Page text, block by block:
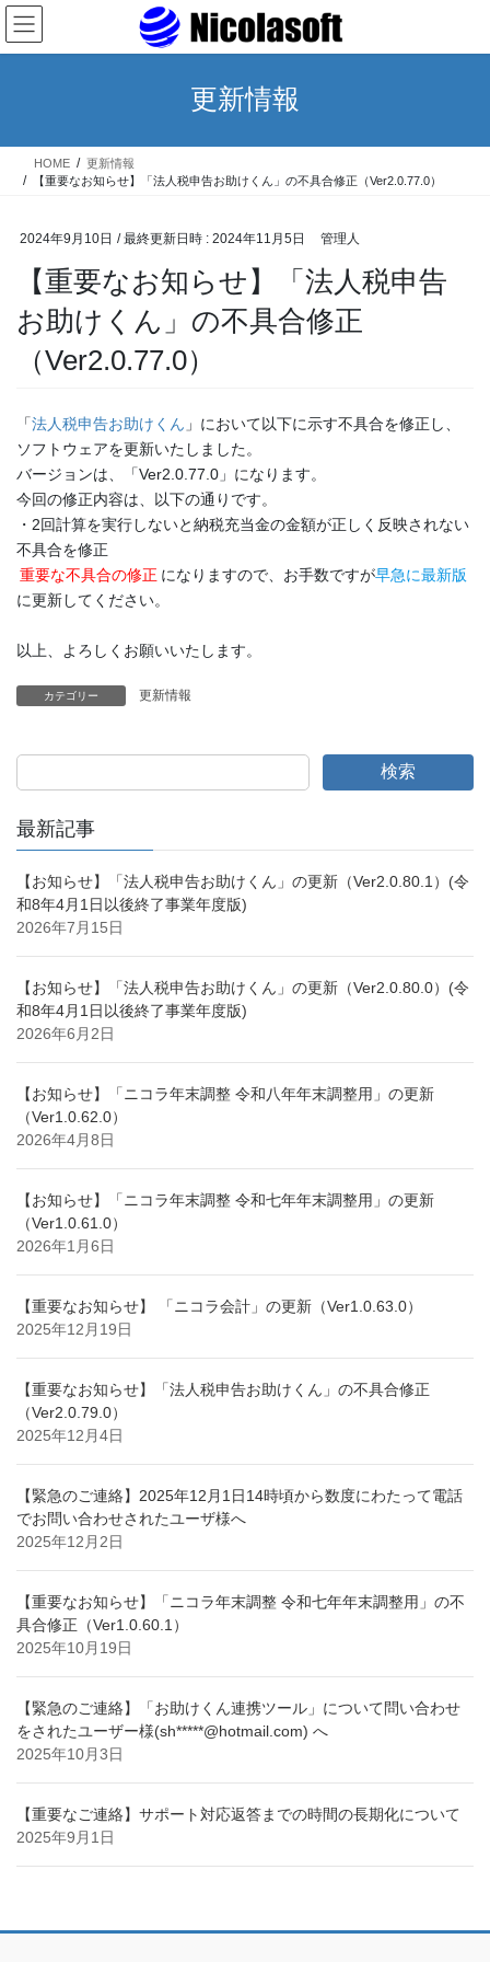
コ
ン
テ
ス
ナ
ビ
ゲ
ン
更新情報
HOME
更新情報
【重要なお知らせ】「法人税申告お助けくん」の不具合修正（Ver2.0.77.0）
2024年9月10日 / 最終更新日時 : 2024年11月5日 管理人
【重要なお知らせ】「法人税申告
お助けくん」の不具合修正
（Ver2.0.77.0）
「法人税申告お助けくん 」において以下に示す不具合を修正し、
ソフトウェアを更新いたしました。
バージョンは、「Ver2.0.77.0」になります。
今回の修正内容は、以下の通りです。
・2回計算を実行しないと納税充当金の金額が正しく反映されない
不具合を修正
重要な不具合の修正 になりますので、お手数ですが早急に最新版
に更新してください。
以上、よろしくお願いいたします。
カテゴリー 更新情報
検索
最新記事
【お知らせ】「法人税申告お助けくん」の更新（Ver2.0.80.1）(令
和8年4月1日以後終了事業年度版)
2026年7月15日
【お知らせ】「法人税申告お助けくん」の更新（Ver2.0.80.0）(令
和8年4月1日以後終了事業年度版)
2026年6月2日
【お知らせ】「ニコラ年末調整 令和八年年末調整用」の更新
（Ver1.0.62.0）
2026年4月8日
【お知らせ】「ニコラ年末調整 令和七年年末調整用」の更新
（Ver1.0.61.0）
2026年1月6日
【重要なお知らせ】 「ニコラ会計」の更新（Ver1.0.63.0）
2025年12月19日
【重要なお知らせ】「法人税申告お助けくん」の不具合修正
（Ver2.0.79.0）
2025年12月4日
【緊急のご連絡】2025年12月1日14時頃から数度にわたって電話
でお問い合わせされたユーザ様へ
2025年12月2日
【重要なお知らせ】「ニコラ年末調整 令和七年年末調整用」の不
具合修正（Ver1.0.60.1）
2025年10月19日
【緊急のご連絡】「お助けくん連携ツール」について問い合わせ
をされたユーザー様(sh*****@hotmail.com) へ
2025年10月3日
【重要なご連絡】サポート対応返答までの時間の長期化について
2025年9月1日